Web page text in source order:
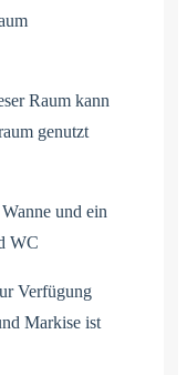
Raum kann
genutzt
und ein
WC
Verfügung
Markise ist